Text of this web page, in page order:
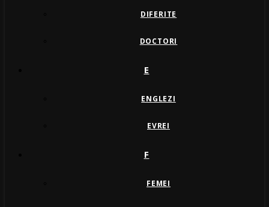
DIFERITE
DOCTORI
E
ENGLEZI
EVREI
F
FEMEI